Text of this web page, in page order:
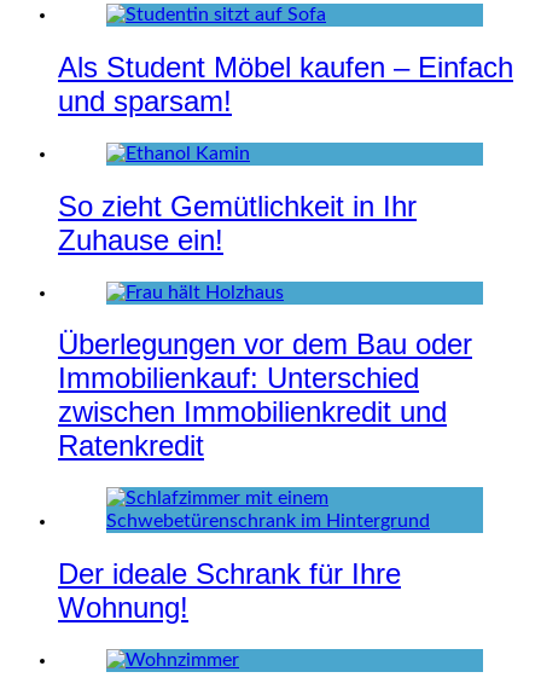
Als Student Möbel kaufen – Einfach
und sparsam!
So zieht Gemütlichkeit in Ihr
Zuhause ein!
Überlegungen vor dem Bau oder
Immobilienkauf: Unterschied
zwischen Immobilienkredit und
Ratenkredit
Der ideale Schrank für Ihre
Wohnung!